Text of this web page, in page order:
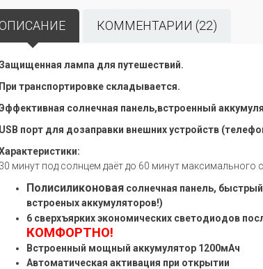
ОПИСАНИЕ КОММЕНТАРИИ (22)
Защищенная лампа для путешествий.
При транспортировке складывается.
солнечная панель,встроенный
USB порт для дозаправки внешних устройств
30 минут под солнцем даёт до 60 минут максимального
Полисиликоноваясолнечная панель,
встроеных аккумуляторов!)
6 сверхъярких экономических светодиодов
КОМФОРТНО!
Встроенный мощный аккумулятор 1200мАч
Автоматическая активация при открытии